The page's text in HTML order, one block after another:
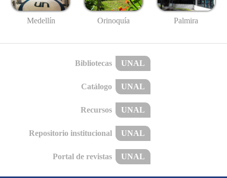
Medellín Orinoquía Palmira
Bibliotecas UNAL
Catálogo UNAL
Recursos UNAL
Repositorio institucional UNAL
Portal de revistas UNAL